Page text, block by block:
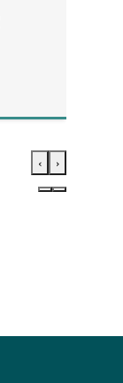
‹
›